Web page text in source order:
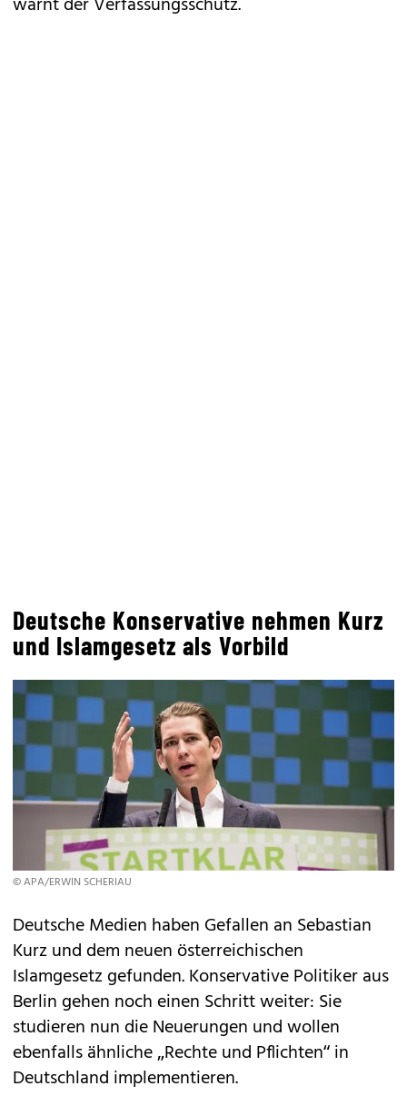
Deutsche Konservative nehmen Kurz
und Islamgesetz als Vorbild
© APA/ERWIN SCHERIAU
Deutsche Medien haben Gefallen an Sebastian
Kurz und dem neuen österreichischen
Islamgesetz gefunden. Konservative Politiker aus
Berlin gehen noch einen Schritt weiter: Sie
studieren nun die Neuerungen und wollen
ebenfalls ähnliche „Rechte und Pflichten“ in
Deutschland implementieren.